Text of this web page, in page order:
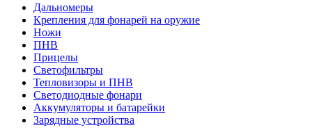
Дальномеры
Крепления для фонарей на оружие
Ножи
ПНВ
Прицелы
Светофильтры
Тепловизоры и ПНВ
Светодиодные фонари
Аккумуляторы и батарейки
Зарядные устройства